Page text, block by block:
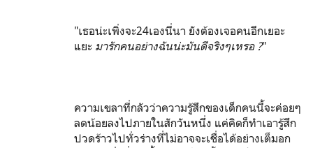
"เธอน่ะเพิ่งจะ24เองนี่นา ยังต้องเจอคนอีกเยอะ
แยะ มารักคนอย่างฉันน่ะมันดีจริงๆเหรอ ?"
ความเขลาที่กลัวว่าความรู้สึกของเด็กคนนี้จะค่อยๆ
ลดน้อยลงไปภายในสักวันหนึ่ง แค่คิดก็ทำเอารู้สึก
ปวดร้าวไปทั่วร่างที่ไม่อาจจะเชื่อได้อย่างเต็มอก